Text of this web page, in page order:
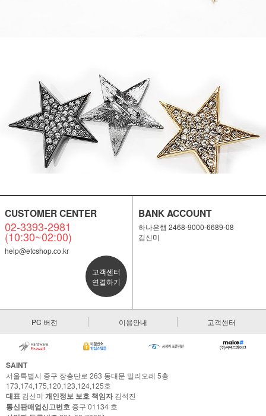
CUSTOMER CENTER
02-3393-2981
(10:30~02:00)
help@etcshop.co.kr
고객센터
연결하기
BANK ACCOUNT
하나은행 2468-9000-6689-08
김신미
PC 버전 이용안내 고객센터
SAINT
서울특별시 중구 장충단로 263 동대문 밀리오레 5층
173,174,175,120,123,124,125호
대표 김신미 개인정보 보호 책임자김석진
통신판매업신고번호 중구 01134 호